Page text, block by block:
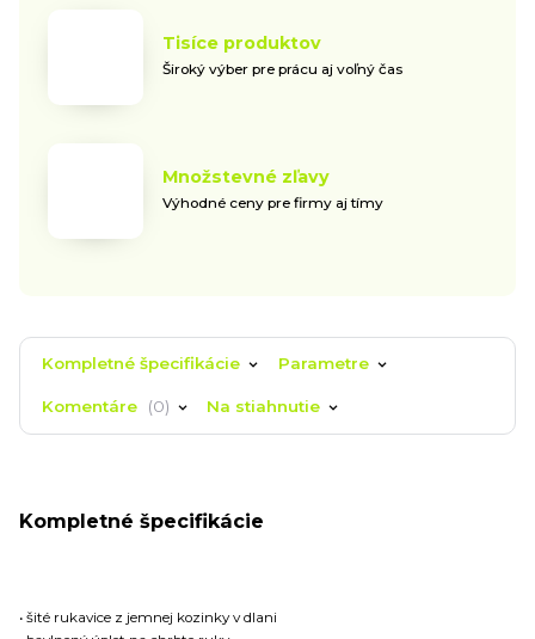
Tisíce produktov
Široký výber pre prácu aj voľný čas
Množstevné zľavy
Výhodné ceny pre firmy aj tímy
Kompletné špecifikácie Parametre
Komentáre 0 Na stiahnutie
Kompletné špecifikácie
• šité rukavice z jemnej kozinky v dlani